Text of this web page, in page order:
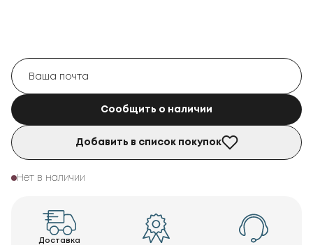
Сообщить о наличии
Добавить в список покупок
Нет в наличии
Доставка